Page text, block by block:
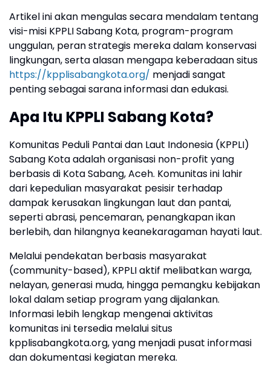
Artikel ini akan mengulas secara mendalam tentang
visi-misi KPPLI Sabang Kota, program-program
unggulan, peran strategis mereka dalam konservasi
lingkungan, serta alasan mengapa keberadaan situs
https://kpplisabangkota.org/ menjadi sangat
penting sebagai sarana informasi dan edukasi.
Apa Itu KPPLI Sabang Kota?
Komunitas Peduli Pantai dan Laut Indonesia (KPPLI)
Sabang Kota adalah organisasi non-profit yang
berbasis di Kota Sabang, Aceh. Komunitas ini lahir
dari kepedulian masyarakat pesisir terhadap
dampak kerusakan lingkungan laut dan pantai,
seperti abrasi, pencemaran, penangkapan ikan
berlebih, dan hilangnya keanekaragaman hayati laut.
Melalui pendekatan berbasis masyarakat
(community-based), KPPLI aktif melibatkan warga,
nelayan, generasi muda, hingga pemangku kebijakan
lokal dalam setiap program yang dijalankan.
Informasi lebih lengkap mengenai aktivitas
komunitas ini tersedia melalui situs
kpplisabangkota.org, yang menjadi pusat informasi
dan dokumentasi kegiatan mereka.